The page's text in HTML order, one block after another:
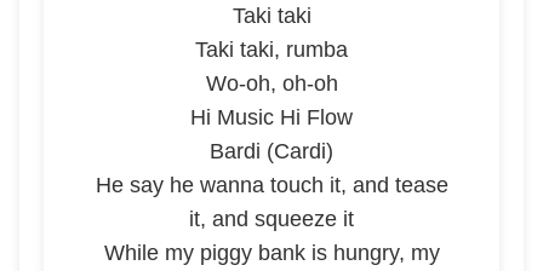
Taki taki
Taki taki, rumba
Wo-oh, oh-oh
Hi Music Hi Flow
Bardi (Cardi)
He say he wanna touch it, and tease
it, and squeeze it
While my piggy bank is hungry, my